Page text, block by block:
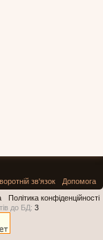
зв'язок
Допомога
Політика конфіденційності
до БД: 3